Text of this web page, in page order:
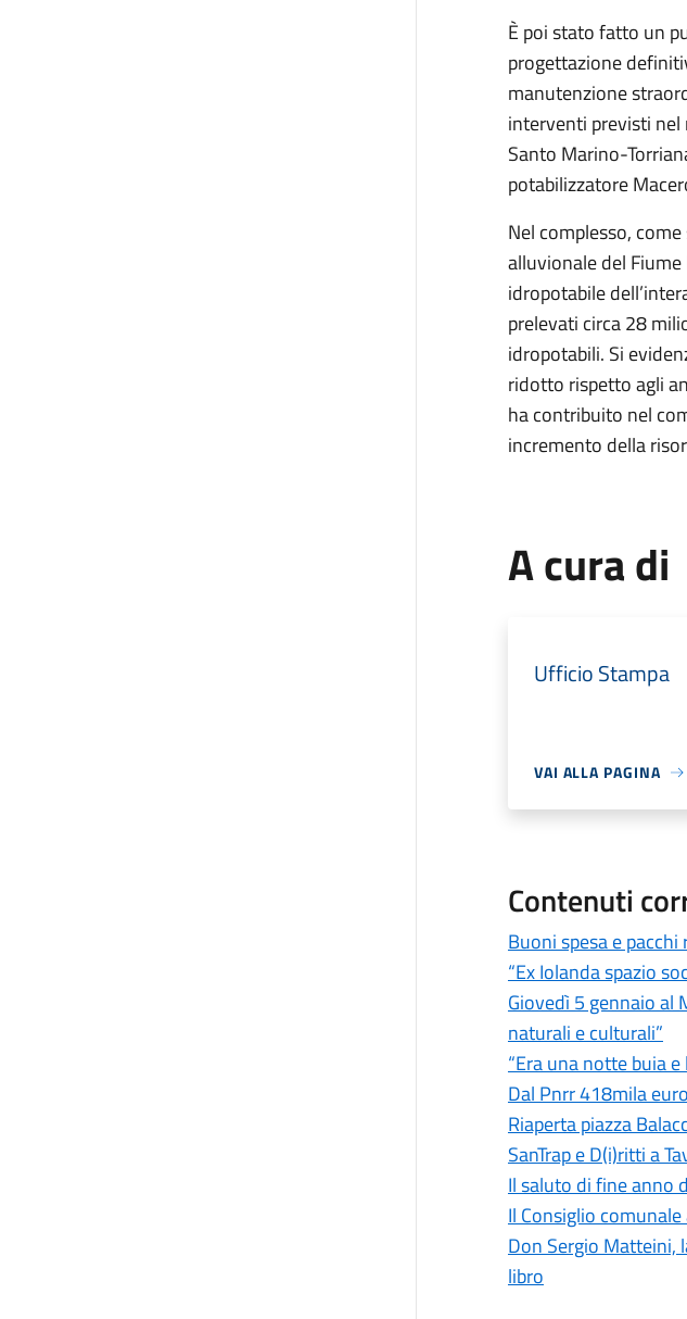
È poi stato fatto un
progettazione
manutenzione
interventi previsti
Santo Marino-
potabilizzatore
Nel complesso,
alluvionale del
idropotabile
prelevati circa 28
idropotabili. Si
ridotto rispetto agli
ha contribuito nel
incremento della
A cura di
Ufficio Stampa
VAI ALLA PAGINA
Contenuti
Buoni spesa e
“Ex Iolanda spazio
Giovedì 5 gennaio al
naturali e culturali”
“Era una notte buia
Dal Pnrr 418mila
Riaperta piazza
SanTrap e D(i)ritti a
Il saluto di fine anno
Il Consiglio
Don Sergio Matteini,
libro